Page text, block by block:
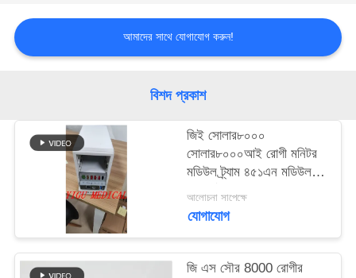
আমাদের
সাথে
একটি
উদ্ধৃতি
NEWS
আমাদের সাথে যোগাযোগ করুন!
বিশদ প্রকাশ
জিই সোলার৮০০০
সোলার৮০০০আই রোগী মনিটর
মডিউল ট্র্যাম ৪৫১এন মডিউল
অক্সি স্মার্ট সহ
আলোচনা সাপেক্ষে
যোগাযোগ
জি এস সৌর 8000 রোগীর